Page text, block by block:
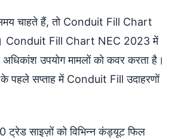
चाहते हैं, तो Conduit Fill Chart
Conduit Fill Chart NEC 2023 में
उपयोग मामलों को कवर करता है।
के पहले सप्ताह में Conduit Fill उदाहरणों
ट्रेड साइज़ों को विभिन्न कंड्यूट फिल